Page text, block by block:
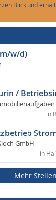
Blick und
w/d)
/
in
GmbH
in
Mehr Stellen